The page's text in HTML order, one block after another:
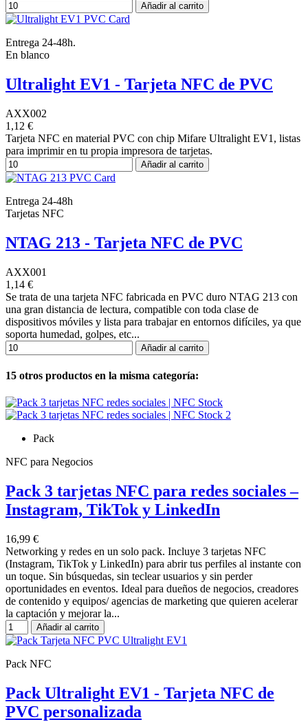
Añadir al carrito
Entrega 24-48h.
En blanco
Ultralight EV1 - Tarjeta NFC de PVC
AXX002
1,12 €
Tarjeta NFC en material PVC con chip Mifare Ultralight EV1, listas
para imprimir en tu propia impresora de tarjetas.
Añadir al carrito
Entrega 24-48h
Tarjetas NFC
NTAG 213 - Tarjeta NFC de PVC
AXX001
1,14 €
Se trata de una tarjeta NFC fabricada en PVC duro NTAG 213 con
una gran distancia de lectura, compatible con toda clase de
dispositivos móviles y lista para trabajar en entornos difíciles, ya que
soporta humedad, golpes, etc...
Añadir al carrito
15 otros productos en la misma categoría:
Pack
NFC para Negocios
Pack 3 tarjetas NFC para redes sociales –
Instagram, TikTok y LinkedIn
16,99 €
Networking y redes en un solo pack. Incluye 3 tarjetas NFC
(Instagram, TikTok y LinkedIn) para abrir tus perfiles al instante con
un toque. Sin búsquedas, sin teclear usuarios y sin perder
oportunidades en eventos. Ideal para dueños de negocios, creadores
de contenido y equipos/ agencias de marketing que quieren acelerar
la captación y mejorar la...
Añadir al carrito
Pack NFC
Pack Ultralight EV1 - Tarjeta NFC de
PVC personalizada